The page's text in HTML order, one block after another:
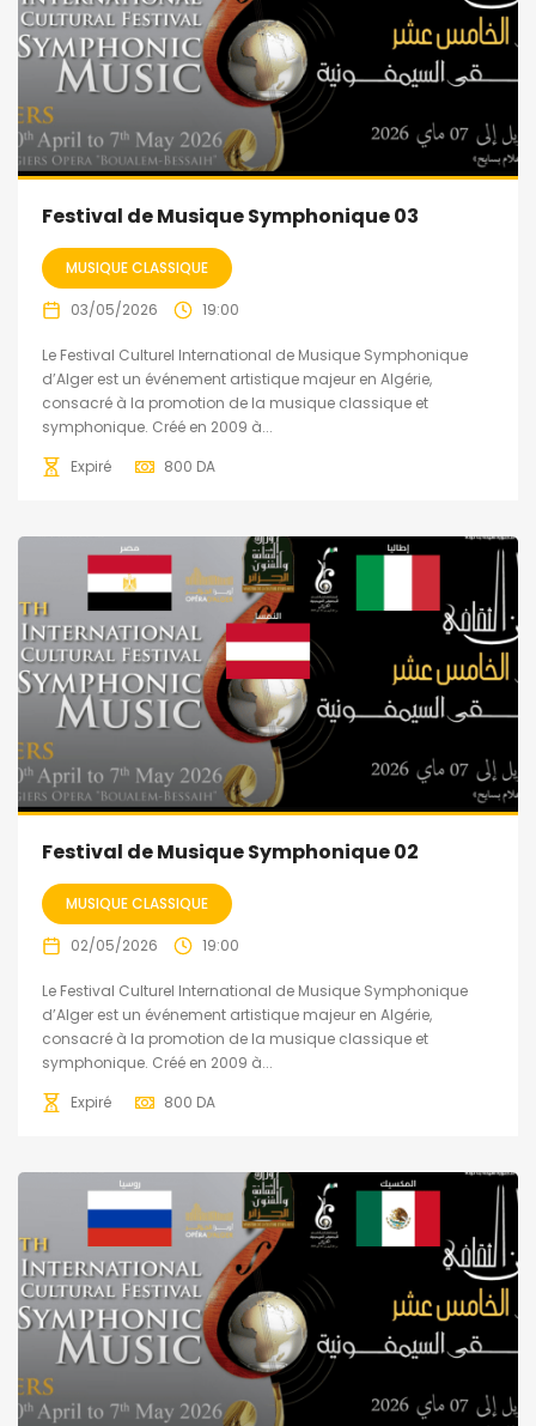
Festival de Musique Symphonique 03
MUSIQUE CLASSIQUE
03/05/2026 19:00
Le Festival Culturel International de Musique Symphonique
d’Alger est un événement artistique majeur en Algérie,
consacré à la promotion de la musique classique et
symphonique. Créé en 2009 à...
Expiré
800 DA
Festival de Musique Symphonique 02
MUSIQUE CLASSIQUE
02/05/2026 19:00
Le Festival Culturel International de Musique Symphonique
d’Alger est un événement artistique majeur en Algérie,
consacré à la promotion de la musique classique et
symphonique. Créé en 2009 à...
Expiré
800 DA